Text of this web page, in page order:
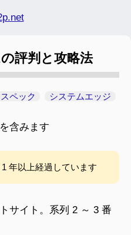
評判と攻略法
スペック システムエッジ
含みます
年以上経過しています
サイト。系列 2 ～ 3 番